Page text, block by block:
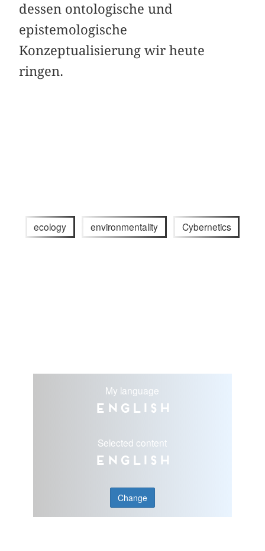
dessen ontologische und
epistemologische
Konzeptualisierung wir heute
ringen.
ecology environmentality Cybernetics
My language
English
Selected content
English
Change